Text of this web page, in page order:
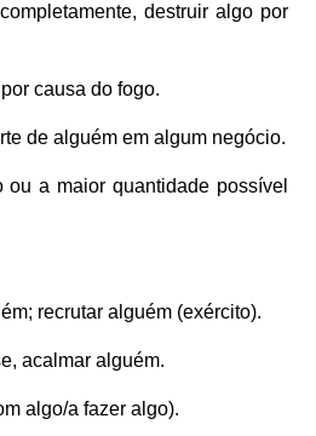
destruir algo por
causa do fogo.
de alguém em algum negócio.
ou a maior quantidade possível
recrutar alguém (exército).
acalmar alguém.
algo/a fazer algo).